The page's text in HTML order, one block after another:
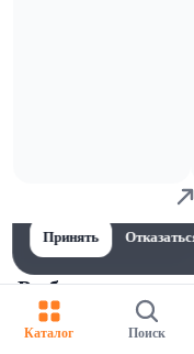
Рыба копченая
Каталог Поиск
Для обеспечения
Принять